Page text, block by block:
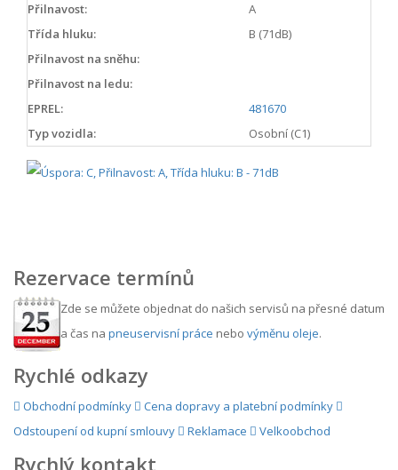
Přilnavost:
A
Třída hluku:
B (71dB)
Přilnavost na sněhu:
Přilnavost na ledu:
EPREL:
481670
Typ vozidla:
Osobní (C1)
Rezervace termínů
Zde se můžete objednat do našich servisů na přesné datum
a čas na pneuservisní práce nebo výměnu oleje.
Rychlé odkazy
Obchodní podmínky
Cena dopravy a platební podmínky
Odstoupení od kupní smlouvy
Reklamace Velkoobchod
Rychlý kontakt